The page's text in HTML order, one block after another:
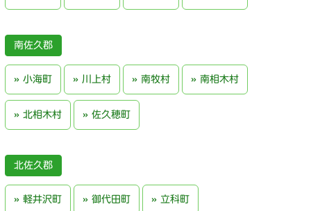
南佐久郡
小海町 川上村 南牧村 南相木村
北相木村 佐久穂町
北佐久郡
軽井沢町 御代田町 立科町